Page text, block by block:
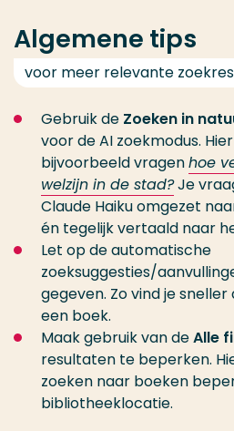
Algemene tips
voor meer relevante
Gebruik de Zoeken in
voor de AI zoekmodus.
bijvoorbeeld vragenhoe
welzijn in de stad?Je
Claude Haiku omgezet
én tegelijk vertaald naar
Let op de automatische
zoeksuggesties/
gegeven. Zo vind je
een boek.
Maak gebruik van deAlle
resultaten te beperken.
zoeken naar boeken
bibliotheeklocatie.